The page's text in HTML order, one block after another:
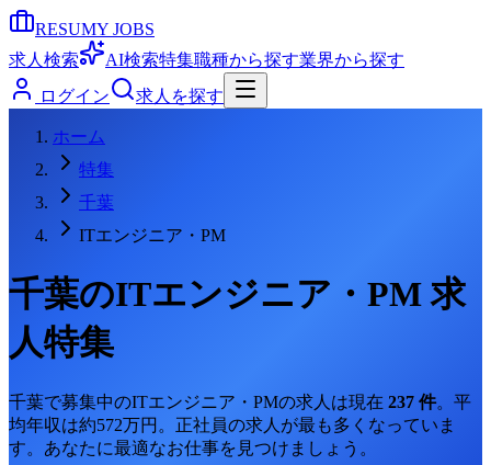
RESUMY JOBS
求人検索
AI検索特集職種から探す業界から探す
ログイン
求人を探す
ホーム
特集
千葉
ITエンジニア・PM
千葉のITエンジニア・PM求
人特集
千葉で募集中のITエンジニア・PMの求人は現在 237 件。 平
均年収は約572万円。 正社員の求人が最も多くなっていま
す。 あなたに最適なお仕事を見つけましょう。